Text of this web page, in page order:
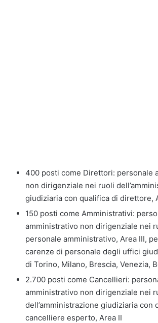
400 posti come Direttori: personale
non dirigenziale nei ruoli
giudiziaria con qualifica di direttore,
150 posti come Amministrativi:
amministrativo non dirigenziale nei
personale amministrativo, Area III,
carenze di personale degli uffici
di Torino, Milano, Brescia, Venezia,
2.700 posti come Cancellieri:
amministrativo non dirigenziale nei
dell’amministrazione giudiziaria con
cancelliere esperto, Area II